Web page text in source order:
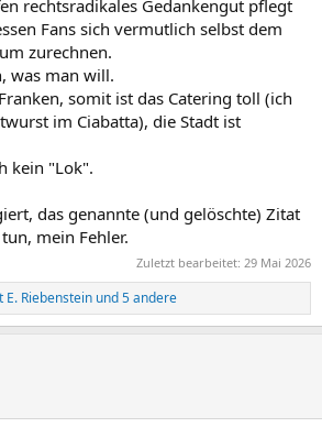
rechtsradikales Gedankengut pflegt
Fans sich vermutlich selbst dem
zurechnen.
was man will.
somit ist das Catering toll (ich
im Ciabatta), die Stadt ist
kein "Lok".
das genannte (und gelöschte) Zitat
mein Fehler.
Zuletzt bearbeitet: 29 Mai 2026
E. Riebenstein und 5 andere